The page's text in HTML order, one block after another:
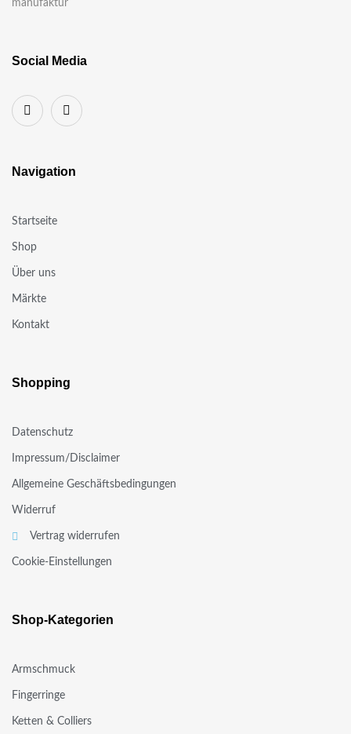
Social Media
Navigation
Startseite
Shop
Über uns
Märkte
Kontakt
Shopping
Datenschutz
Impressum/Disclaimer
Allgemeine Geschäftsbedingungen
Widerruf
Vertrag widerrufen
Cookie-Einstellungen
Shop-Kategorien
Armschmuck
Fingerringe
Ketten & Colliers